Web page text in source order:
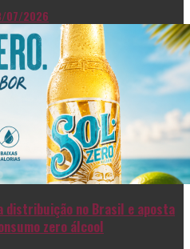
07/2026
distribuição no Brasil e aposta
zero álcool